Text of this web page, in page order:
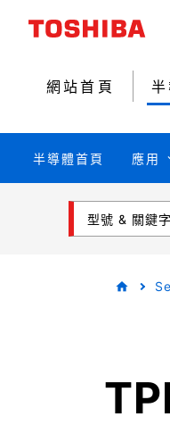
網站首頁
半導體首頁 應用
型號 & 關鍵